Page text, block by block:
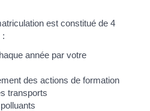
est constitué de 4
:
année par votre
des actions de formation
transports